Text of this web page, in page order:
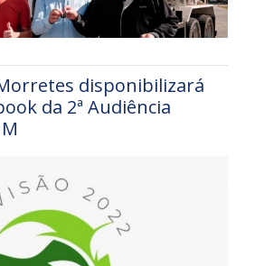
disponibilizará
da 2ª Audiência